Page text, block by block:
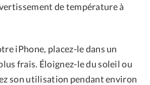
de température à
iPhone, placez-le dans un
frais. Éloignez-le du soleil ou
son utilisation pendant environ